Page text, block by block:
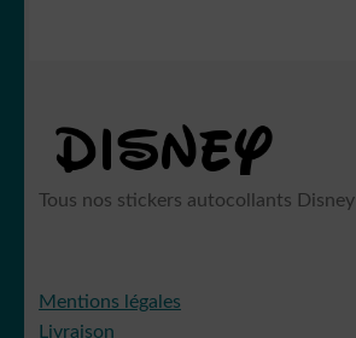
Tous nos stickers autocollants Disney
Mentions légales
Livraison